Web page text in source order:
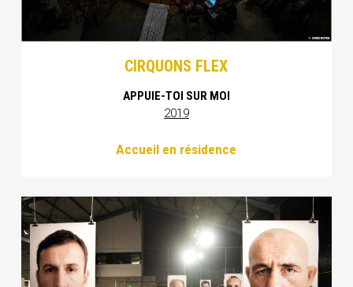
CIRQUONS FLEX
APPUIE-TOI SUR MOI
2019
Accueil en résidence